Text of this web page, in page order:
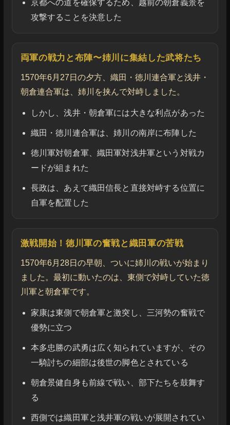
京都への道を確保するため、越前の朝倉義景を
攻撃することを決意した
両軍の戦力と布陣〜姉川に集結した武将たち
1570年6月27日の夕方、織田・徳川連合軍と浅井・
朝倉連合軍は、姉川を挟んで対峙しました。
しかし、浅井・朝倉軍には大きな利点があった
織田・徳川連合軍は、姉川の南岸に布陣した
徳川軍対朝倉軍、織田軍対浅井軍という対戦カ
ードが組まれた
長政は、あえて織田信長と直接対峙する位置に
自軍を配置した
激戦開始！徳川軍の奮戦と織田軍の苦戦
1570年6月28日の早朝、ついに姉川の戦いが始まり
ました。最初に動いたのは、東側で対峙していた徳
川軍と朝倉軍です。
家康は東側で朝倉軍と激突し、三河勢の奮戦で
優勢に立つ
本多忠勝の武勇は広く知られていますが、その
一騎討ちの細部は後世の脚色とされている
朝倉景健自身も前線で戦い、部下たちを鼓舞す
る
西側では織田軍と浅井軍の戦いが展開されてい